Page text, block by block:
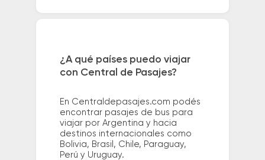
¿A qué países puedo viajar
con Central de Pasajes?
En Centraldepasajes.com podés
encontrar pasajes de bus para
viajar por Argentina y hacia
destinos internacionales como
Bolivia, Brasil, Chile, Paraguay,
Perú y Uruguay.